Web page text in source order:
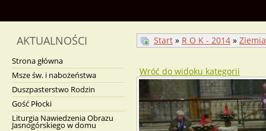
AKTUALNOŚCI
Strona główna
Msze św. i nabożeństwa
Duszpasterstwo Rodzin
Gość Płocki
Liturgia Nawiedzenia Obrazu
Jasnogórskiego w domu
Start » R O K - 2014 »
Wróć do widoku kategorii